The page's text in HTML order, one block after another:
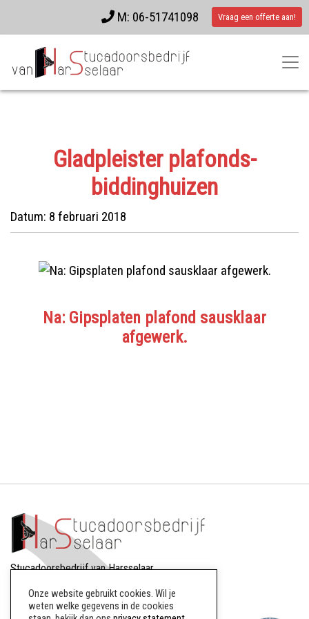
Vraag een offerte aan!
M: 06-51741098
Gladpleister plafonds-
biddinghuizen
Datum: 8 februari 2018
Na: Gipsplaten plafond sausklaar
afgewerk.
Stucadoorsbedrijf van Harsselaar
8256AW Biddinghuizen
Onze website gebruikt cookies. Wil je
weten welke gegevens in de cookies